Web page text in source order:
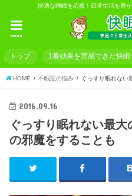
快適な睡眠を応援！日常生活を豊
menu
トップ 1番効果を実感できた快眠
HOME 不眠症の悩み ぐっすり眠れない
2016.09.16
ぐっすり眠れない最
の邪魔をすることも